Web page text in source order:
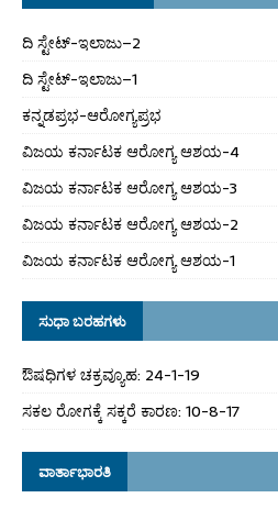
ದಿ ಸ್ಟೇಟ್‌-ಇಲಾಜು–2
ದಿ ಸ್ಟೇಟ್‌-ಇಲಾಜು–1
ಕನ್ನಡಪ್ರಭ-ಆರೋಗ್ಯಪ್ರಭ
ವಿಜಯ ಕರ್ನಾಟಕ ಆರೋಗ್ಯ ಆಶಯ-4
ವಿಜಯ ಕರ್ನಾಟಕ ಆರೋಗ್ಯ ಆಶಯ-3
ವಿಜಯ ಕರ್ನಾಟಕ ಆರೋಗ್ಯ ಆಶಯ-2
ವಿಜಯ ಕರ್ನಾಟಕ ಆರೋಗ್ಯ ಆಶಯ-1
ಸುಧಾ ಬರಹಗಳು
ಔಷಧಿಗಳ ಚಕ್ರವ್ಯೂಹ: 24-1-19
ಸಕಲ ರೋಗಕ್ಕೆ ಸಕ್ಕರೆ ಕಾರಣ: 10-8-17
ವಾರ್ತಾಭಾರತಿ